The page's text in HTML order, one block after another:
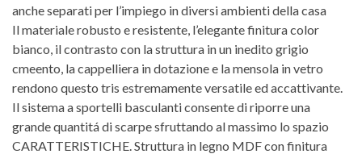
anche separati per l’impiego in diversi ambienti della casa
Il materiale robusto e resistente, l’elegante finitura color
bianco, il contrasto con la struttura in un inedito grigio
cmeento, la cappelliera in dotazione e la mensola in vetro
rendono questo tris estremamente versatile ed accattivante.
Il sistema a sportelli basculanti consente di riporre una
grande quantitá di scarpe sfruttando al massimo lo spazio
CARATTERISTICHE. Struttura in legno MDF con finitura